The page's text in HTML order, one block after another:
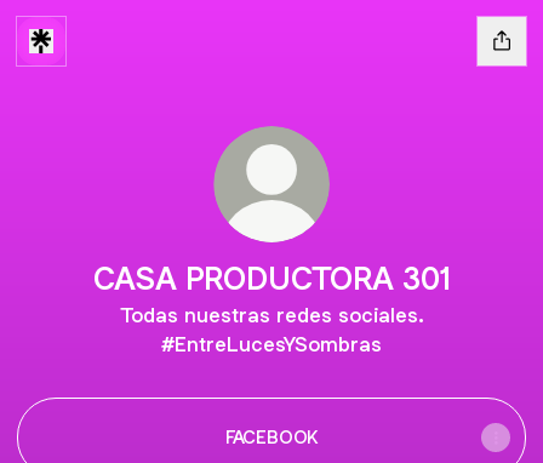
CASA PRODUCTORA 301
Todas nuestras redes sociales.
#EntreLucesYSombras
FACEBOOK